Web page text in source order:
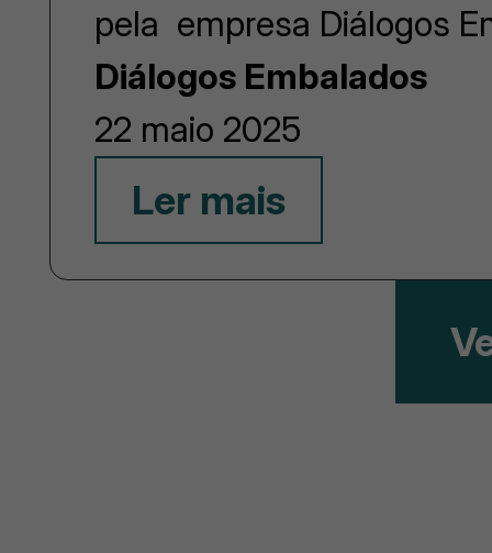
pela empresa Diálogos
Diálogos Embalados
22 maio 2025
Ler mais